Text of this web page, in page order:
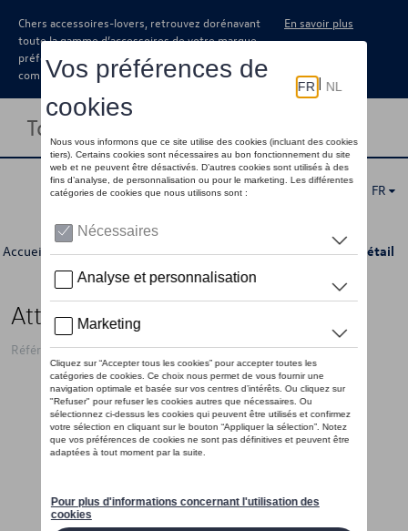
Chers accessoires-lovers, retrouvez dorénavant
toute la gamme d’accessoires de votre marque
préférée sous forme de catalogue à
commander auprès de votre concessionaire.
En savoir plus
Toggle navigation
FR
Accueil >Catalogue Volkswagen >Transport >Attelages > Détail
Attelage de remorquage, Fixé
Référence: 5C7092101